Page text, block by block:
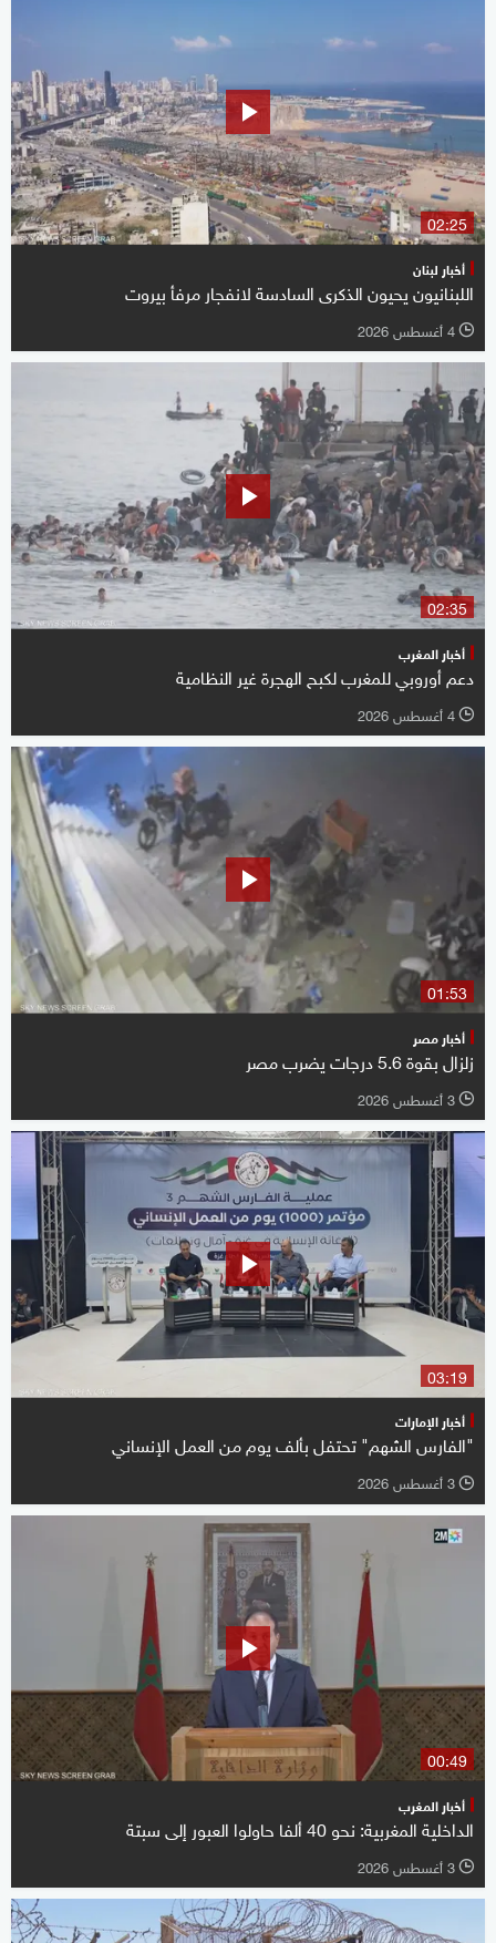
02:25
أخبار لبنان
اللبنانيون يحيون الذكرى السادسة لانفجار مرفأ بيروت
l 4 أغسطس 2026
02:35
أخبار المغرب
دعم أوروبي للمغرب لكبح الهجرة غير النظامية
l 4 أغسطس 2026
01:53
أخبار مصر
زلزال بقوة 5.6 درجات يضرب مصر
l 3 أغسطس 2026
03:19
أخبار الإمارات
"الفارس الشهم" تحتفل بألف يوم من العمل الإنساني
l 3 أغسطس 2026
00:49
أخبار المغرب
الداخلية المغربية: نحو 40 ألفا حاولوا العبور إلى سبتة
l 3 أغسطس 2026